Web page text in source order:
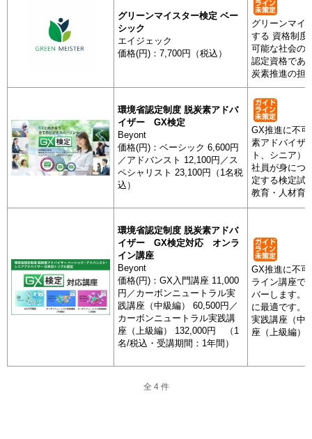
人材サービス業
アスエネ
人材サービス業
グリーン
定 ベーシ
グリーンマイスター検定 ベー
シック
エイジェック
価格(円)：7,700円（税込）
グリーンマイ
する 資格制度
可能な社会の
認定資格であ
炭素推進の担
環境省認定制度 脱炭素アドバ
イザー GX検定
Beyont
価格(円)：ベーシック 6,600円
／アドバンスト 12,100円／ス
ペシャリスト 23,100円（1名税
込）
GX推進に不
素アドバイザ
ト、シニア）
社員が身につ
定する検定試
教育・人材育
環境省認定制度 脱炭素アドバ
イザー GX検定対応 オンラ
イン講座
Beyont
価格(円)：GX入門講座 11,000
円／カーボンニュートラル実
践講座（中級編） 60,500円／
カーボンニュートラル実践講
座（上級編） 132,000円 （1
名/税込・受講期間：1年間）
GX推進に不
ライン講座で
バーします。
に最適です。
実践講座（中
座（上級編）
全 4 件